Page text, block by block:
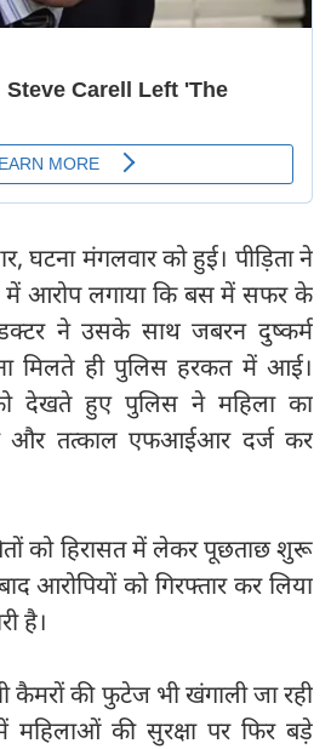
घटना मंगलवार को हुई। पीड़िता ने
में आरोप लगाया कि बस में सफर के
ने उसके साथ जबरन दुष्कर्म
मिलते ही पुलिस हरकत में आई।
देखते हुए पुलिस ने महिला का
और तत्काल एफआईआर दर्ज कर
को हिरासत में लेकर पूछताछ शुरू
आरोपियों को गिरफ्‍तार कर लिया
है।
कैमरों की फुटेज भी खंगाली जा रही
महिलाओं की सुरक्षा पर फिर बड़े